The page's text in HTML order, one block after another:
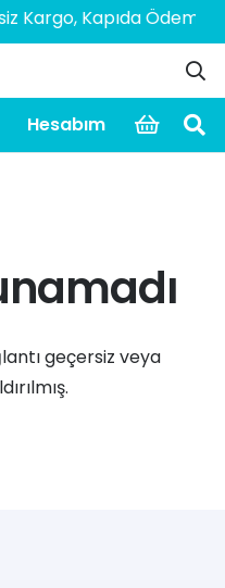
Kapıda Ödeme
Hesabım
geçersiz veya